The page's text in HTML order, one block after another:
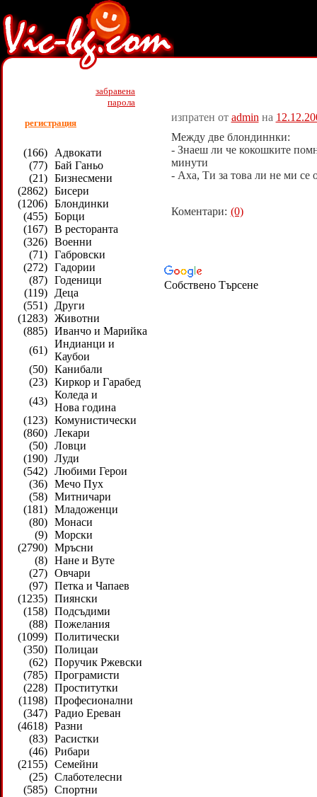
забравена
парола
регистрация
(166)
Адвокати
(77) Бай Ганьо
(21) Бизнесмени
(2862) Бисери
(1206) Блондинки
(455) Борци
(167) В ресторанта
(326) Военни
(71) Габровски
(272) Гадории
(87) Годеници
(119)
Деца
(551)
Други
(1283) Животни
(885) Иванчо и Марийка
(61)
Индианци и
Каубои
(50) Канибали
(23) Киркор и Гарабед
(43)
Коледа и
Нова година
(123) Комунистически
(860) Лекари
(50) Ловци
(190) Луди
(542) Любими Герои
(36) Мечо Пух
(58) Митничари
(181) Младоженци
(80) Монаси
(9) Морски
(2790) Мръсни
(8) Нане и Вуте
(27) Овчари
(97) Петка и Чапаев
(1235) Пиянски
(158) Подсъдими
(88) Пожелания
(1099) Политически
(350) Полицаи
(62) Поручик Ржевски
(785) Програмисти
(228) Проститутки
(1198) Професионални
(347) Радио Ереван
(4618) Разни
(83) Расистки
(46) Рибари
(2155) Семейни
(25) Слаботелесни
(585) Спортни
изпратен от admin на
Между две блондиннки:
- Знаеш ли че кокошките
минути
- Аха, Ти за това ли не ми се
Коментари: (0)
Собствено Търсене